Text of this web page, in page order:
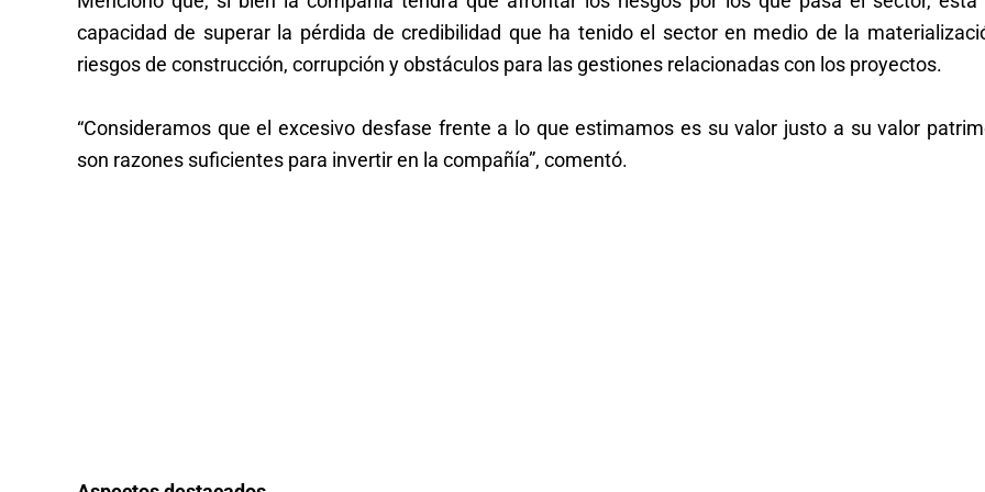
capacidad de superar la pérdida de credibilidad que ha tenido el sector en medio de la
riesgos de construcción, corrupción y obstáculos para las gestiones relacionadas con los proyectos.
“Consideramos que el excesivo desfase frente a lo que estimamos es su valor justo a su valor
son razones suficientes para invertir en la compañía”, comentó.